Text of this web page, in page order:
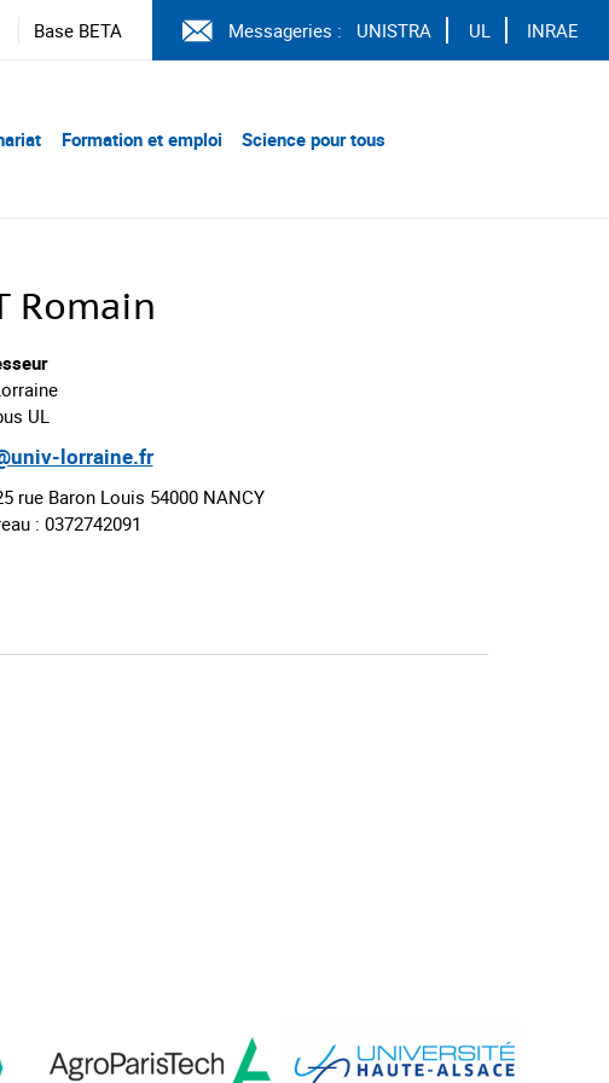
Base BETA Messageries : UNISTRA UL INRAE
Formation et emploi Science pour tous
Romain
UL
lorraine.fr
rue Baron Louis 54000 NANCY
: 0372742091